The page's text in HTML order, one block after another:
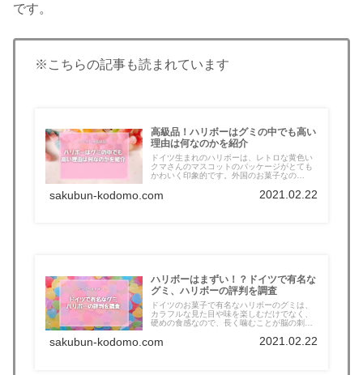
です。
※こちらの記事も読まれています
高級品！ハリボーはグミの中でも高い
理由は何なのかを紹介
ドイツ生まれのハリボーは、レトロな黄色い
クマさんのマスコットのパッケージがとても
かわいく印象的です。外国のお菓子なの
sakubun-kodomo.com 2021.02.22
ハリボーはまずい！？ドイツで有名な
グミ、ハリボーの評判を調査
ドイツのお菓子で有名なハリボーのグミは、
カラフルな見た目や味を楽しむだけでなく、
硬めの食感なので、長く噛むことが脳の刺
sakubun-kodomo.com 2021.02.22